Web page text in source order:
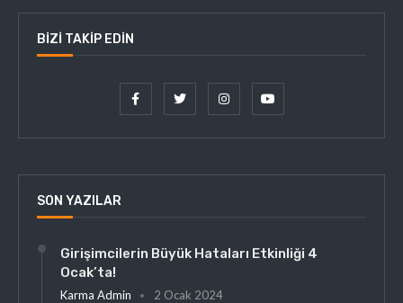
BIZI TAKIP EDIN
SON YAZILAR
Girişimcilerin Büyük Hataları Etkinliği 4
Ocak’ta!
Karma Admin 2 Ocak 2024